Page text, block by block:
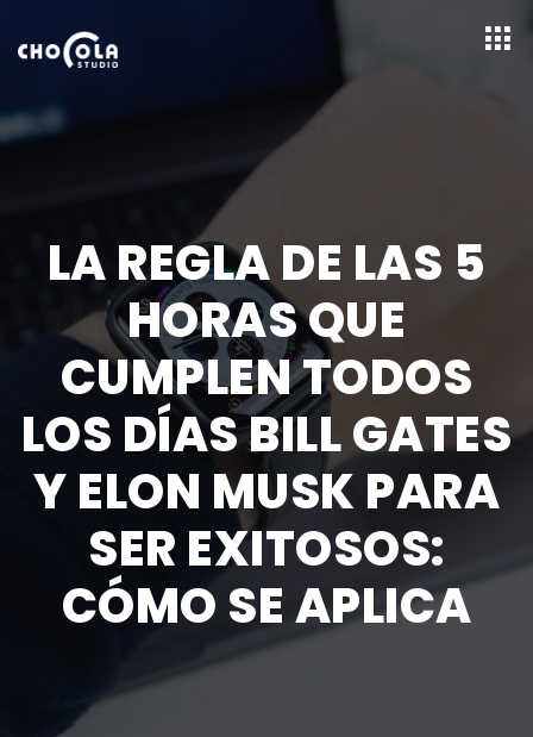
LA REGLA DE LAS 5
HORAS QUE
CUMPLEN TODOS
LOS DÍAS BILL GATES
Y ELON MUSK PARA
SER EXITOSOS:
CÓMO SE APLICA